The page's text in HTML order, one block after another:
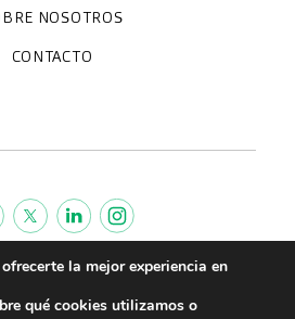
CreuBlanca
Tarradellas
Médica
CreuBlanca Maresme
NOSOTROS
Quiénes somos
nosotros
BlogEmpresas
Privada Imhotep
frecuentes
CONTACTO
de cookies
Aviso legal
la mejor experiencia en
qué cookies utilizamos o